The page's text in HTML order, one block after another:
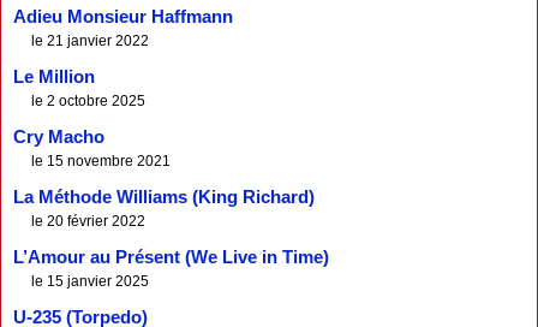
Adieu Monsieur Haffmann
le 21 janvier 2022
Le Million
le 2 octobre 2025
Cry Macho
le 15 novembre 2021
La Méthode Williams (King Richard)
le 20 février 2022
L’Amour au Présent (We Live in Time)
le 15 janvier 2025
U-235 (Torpedo)